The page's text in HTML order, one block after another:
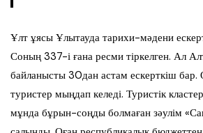
Ұлт ұясы Ұлытауда тарихи-мәдени
Соның 337-і ғана ресми тіркелген. Ал
байланысты 30дан астам ескерткіш
туристер мыңдап келеді. Туристік
мұнда бұрын-соңды болмаған зәулім